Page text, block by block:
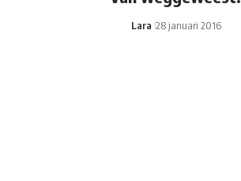
Lara 28 januari 2016